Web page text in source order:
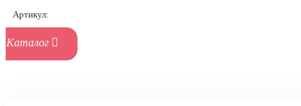
Артикул: